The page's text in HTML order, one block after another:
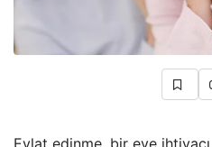
Evlat edinme, bir eve